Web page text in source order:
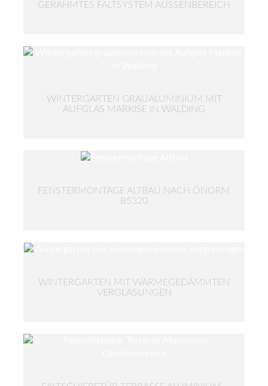
GERAHMTES FALTSYSTEM AUSSENBEREICH
WINTERGARTEN GRAUALUMINIUM MIT
AUFGLAS MARKISE IN WALDING
FENSTERMONTAGE ALTBAU NACH ÖNORM
B5320
WINTERGARTEN MIT WÄRMEGEDÄMMTEN
VERGLASUNGEN